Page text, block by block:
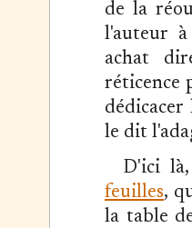
de la
l'auteur
achat
réticence
dédicacer
le dit
D'ici
feuilles,
la table